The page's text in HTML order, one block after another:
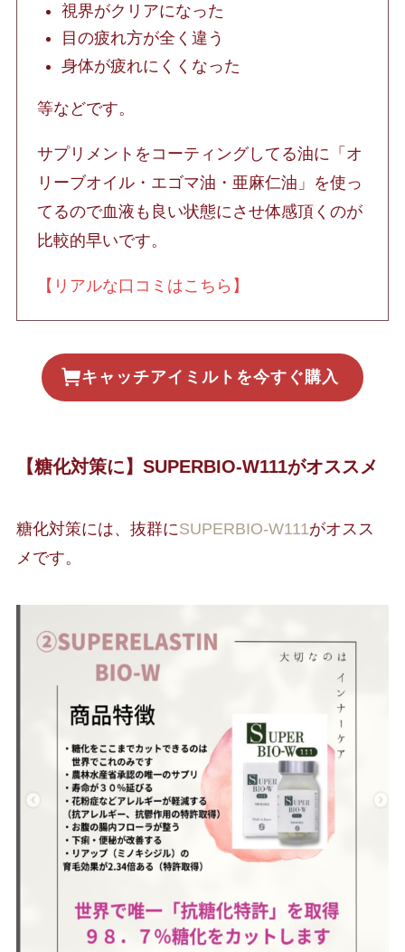
視界がクリアになった
目の疲れ方が全く違う
身体が疲れにくくなった
等などです。
サプリメントをコーティングしてる油に「オ
リーブオイル・エゴマ油・亜麻仁油」を使っ
てるので血液も良い状態にさせ体感頂くのが
比較的早いです。
【リアルな口コミはこちら】
キャッチアイミルトを今すぐ購入
【糖化対策に】SUPERBIO-W111がオススメ
糖化対策には、抜群にSUPERBIO-W111がオスス
メです。